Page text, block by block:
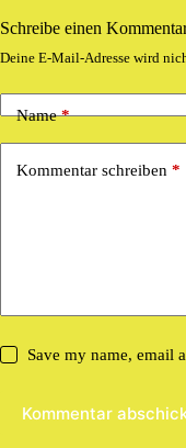
Schreibe einen
Deine E-Mail-Adresse wird
Name*
Kommentar schreiben *
Save my name, email
Kommentar